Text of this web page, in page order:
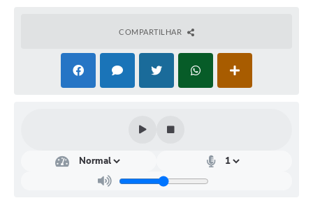
Serviços Online
A Prefeitura
COMPARTILHAR